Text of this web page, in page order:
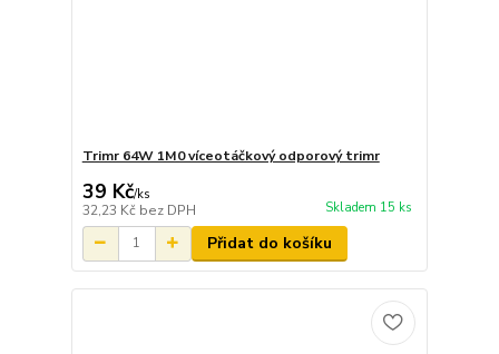
Trimr 64W 1M0 víceotáčkový odporový trimr
39 Kč/ks
32,23 Kč bez DPH Skladem 15 ks
Přidat do košíku